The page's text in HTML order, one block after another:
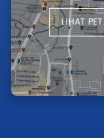
LIHAT